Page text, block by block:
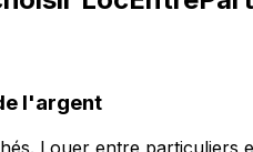
l'argent
Louer entre particuliers